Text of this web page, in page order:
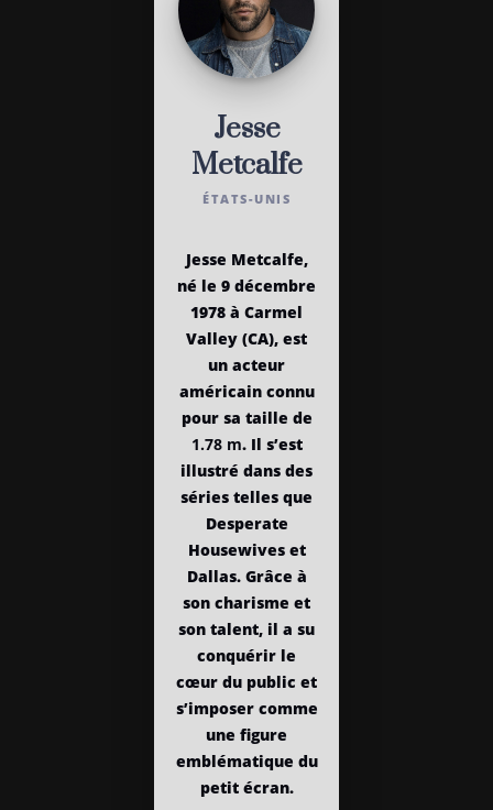
Jesse
Metcalfe
ÉTATS-UNIS
Jesse Metcalfe,
né le 9 décembre
1978 à Carmel
Valley (CA), est
un acteur
américain connu
pour sa taille de
1.78 m. Il s’est
illustré dans des
séries telles que
Desperate
Housewives et
Dallas. Grâce à
son charisme et
son talent, il a su
conquérir le
cœur du public et
s’imposer comme
une figure
emblématique du
petit écran.